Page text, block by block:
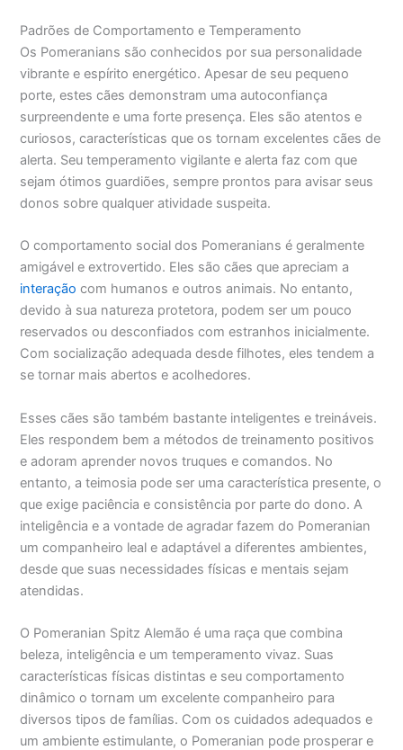
Padrões de Comportamento e Temperamento
Os Pomeranians são conhecidos por sua personalidade
vibrante e espírito energético. Apesar de seu pequeno
porte, estes cães demonstram uma autoconfiança
surpreendente e uma forte presença. Eles são atentos e
curiosos, características que os tornam excelentes cães de
alerta. Seu temperamento vigilante e alerta faz com que
sejam ótimos guardiões, sempre prontos para avisar seus
donos sobre qualquer atividade suspeita.
O comportamento social dos Pomeranians é geralmente
amigável e extrovertido. Eles são cães que apreciam a
interação com humanos e outros animais. No entanto,
devido à sua natureza protetora, podem ser um pouco
reservados ou desconfiados com estranhos inicialmente.
Com socialização adequada desde filhotes, eles tendem a
se tornar mais abertos e acolhedores.
Esses cães são também bastante inteligentes e treináveis.
Eles respondem bem a métodos de treinamento positivos
e adoram aprender novos truques e comandos. No
entanto, a teimosia pode ser uma característica presente, o
que exige paciência e consistência por parte do dono. A
inteligência e a vontade de agradar fazem do Pomeranian
um companheiro leal e adaptável a diferentes ambientes,
desde que suas necessidades físicas e mentais sejam
atendidas.
O Pomeranian Spitz Alemão é uma raça que combina
beleza, inteligência e um temperamento vivaz. Suas
características físicas distintas e seu comportamento
dinâmico o tornam um excelente companheiro para
diversos tipos de famílias. Com os cuidados adequados e
um ambiente estimulante, o Pomeranian pode prosperar e